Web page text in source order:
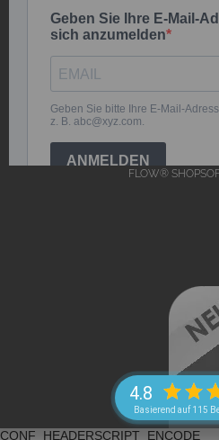
4.8
Basierend auf 115
FLOW®
CONF_HEADERSCRIPT_ENCODE